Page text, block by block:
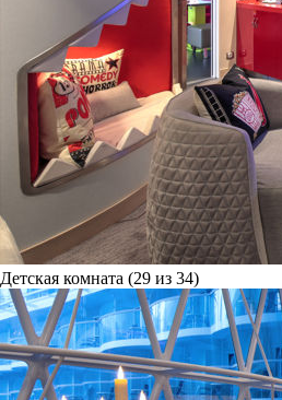
Детская комната (29 из 34)